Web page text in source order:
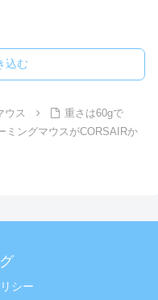
込む
ウス
重さは60gで
ミングマウスがCORSAIRか
シー